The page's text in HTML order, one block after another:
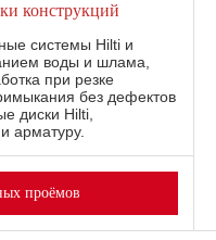
конструкций
системы Hilti и
воды и шлама,
при резке
без дефектов
диски Hilti,
арматуру.
проёмов